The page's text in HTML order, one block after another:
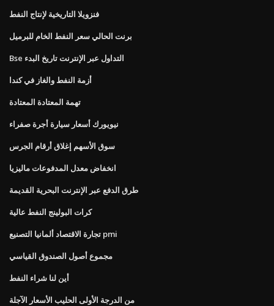
فنزويلا التاريخية لإنتاج النفط
برنت الحالي سعر النفط الخام للبرميل
Bse التداول عبر الإنترنت تاريخ البدء
أزمة النفط والغاز في كندا
تهمة المعتادة المعتادة
نيويورك أسعار سيارة أجرة صفراء
سوق الأسهم إغلاق أرقام الجرس
انخفاض معدل المدفوعات ماليزيا
طرق الدفع عبر الإنترنت البحرية القديمة
كرات البولينج النفط عالية
تجارة الاقتصاد ألمانيا التصنيع pmi
مجموع أصول الصندوق القياسي
أين لنا شراء النفط
من الدرجة الأولى الحليب الأسعار الآجلة